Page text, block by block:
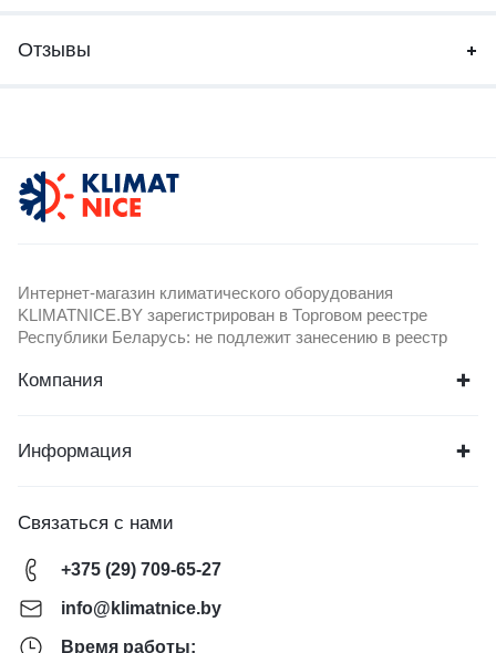
Отзывы
Интернет-магазин климатического оборудования
KLIMATNICE.BY зарегистрирован в Торговом реестре
Республики Беларусь: не подлежит занесению в реестр
Компания
Информация
Связаться с нами
+375 (29) 709-65-27
info@klimatnice.by
Время работы: